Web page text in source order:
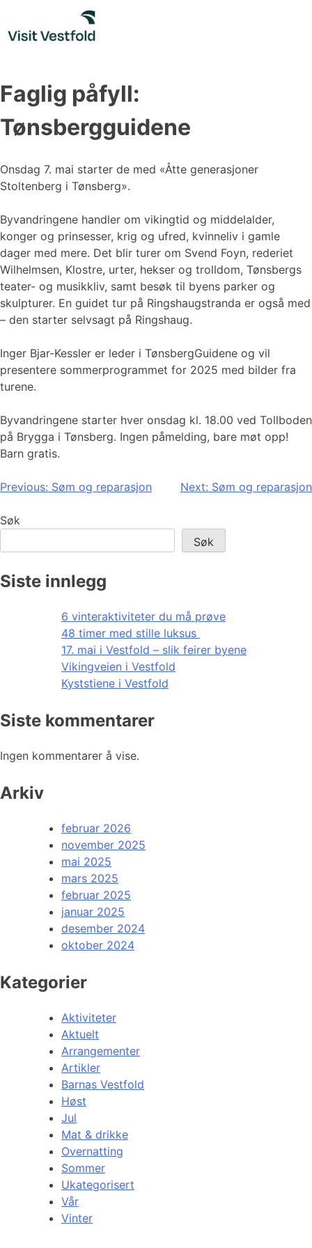
content
Faglig påfyll:
Tønsbergguidene
Onsdag 7. mai starter de med «Åtte generasjoner
Stoltenberg i Tønsberg».
Byvandringene handler om vikingtid og middelalder,
konger og prinsesser, krig og ufred, kvinneliv i gamle
dager med mere. Det blir turer om Svend Foyn, rederiet
Wilhelmsen, Klostre, urter, hekser og trolldom, Tønsbergs
teater- og musikkliv, samt besøk til byens parker og
skulpturer. En guidet tur på Ringshaugstranda er også med
– den starter selvsagt på Ringshaug.
Inger Bjar-Kessler er leder i TønsbergGuidene og vil
presentere sommerprogrammet for 2025 med bilder fra
turene.
Byvandringene starter hver onsdag kl. 18.00 ved Tollboden
på Brygga i Tønsberg. Ingen påmelding, bare møt opp!
Barn gratis.
Innleggsnavigasjon
Previous: Søm og reparasjon Next: Søm og reparasjon
Søk
Søk
Siste innlegg
6 vinteraktiviteter du må prøve
48 timer med stille luksus
17. mai i Vestfold – slik feirer byene
Vikingveien i Vestfold
Kyststiene i Vestfold
Siste kommentarer
Ingen kommentarer å vise.
Arkiv
februar 2026
november 2025
mai 2025
mars 2025
februar 2025
januar 2025
desember 2024
oktober 2024
Kategorier
Aktiviteter
Aktuelt
Arrangementer
Artikler
Barnas Vestfold
Høst
Jul
Mat & drikke
Overnatting
Sommer
Ukategorisert
Vår
Vinter